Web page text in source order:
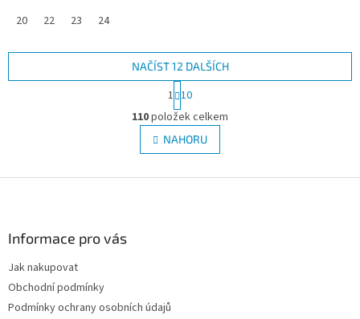
20
22 23 24
O
v
l
á
NAČÍST 12 DALŠÍCH
t
r
á
n
k
v
1 10
110položek celkem
NAHORU
Informace pro vás
Jak nakupovat
Obchodní podmínky
Podmínky ochrany osobních údajů